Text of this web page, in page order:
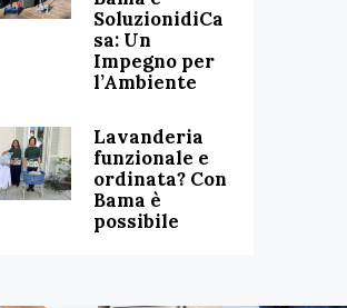
SoluzionidiCa
sa: Un
Impegno per
l’Ambiente
Lavanderia
funzionale e
ordinata? Con
Bama è
possibile